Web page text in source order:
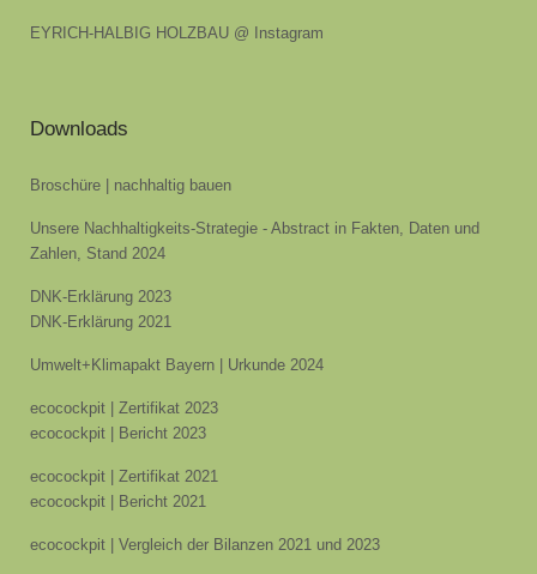
EYRICH-HALBIG HOLZBAU @ Instagram
Downloads
Broschüre | nachhaltig bauen
Unsere Nachhaltigkeits-Strategie - Abstract in Fakten, Daten und
Zahlen, Stand 2024
DNK-Erklärung 2023
DNK-Erklärung 2021
Umwelt+Klimapakt Bayern | Urkunde 2024
ecocockpit | Zertifikat 2023
ecocockpit | Bericht 2023
ecocockpit | Zertifikat 2021
ecocockpit | Bericht 2021
ecocockpit | Vergleich der Bilanzen 2021 und 2023